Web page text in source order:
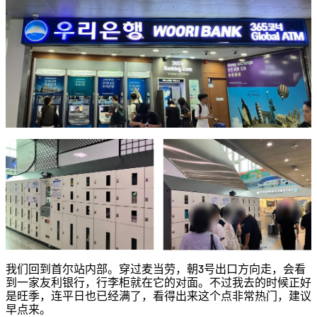
我们回到首尔站内部。穿过麦当劳，朝3号出口方向走，会看
到一家友利银行，行李柜就在它的对面。不过我去的时候正好
是旺季，连平日也已经满了，看得出来这个点非常热门，建议
早点来。